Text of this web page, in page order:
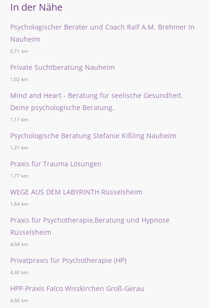
In der Nähe
Psychologischer Berater und Coach Ralf A.M. Brehmer in
Nauheim
0,71 km
Private Suchtberatung Nauheim
1,02 km
Mind and Heart - Beratung für seelische Gesundheit.
Deine psychologische Beratung.
1,11 km
Psychologische Beratung Stefanie Kißling Nauheim
1,21 km
Praxis für Trauma Lösungen
1,77 km
WEGE AUS DEM LABYRINTH Rüsselsheim
1,84 km
Praxis für Psychotherapie,Beratung und Hypnose
Rüsselsheim
4,04 km
Privatpraxis für Psychotherapie (HP)
4,30 km
HPP-Praxis Falco Wisskirchen Groß-Gerau
4,36 km